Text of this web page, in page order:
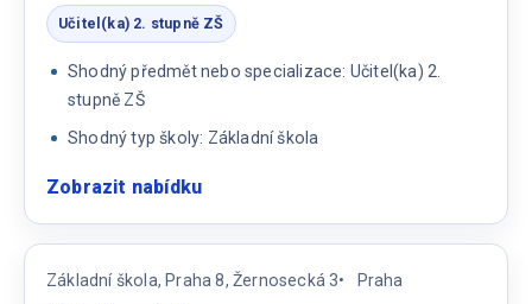
Učitel(ka) 2. stupně ZŠ
Shodný předmět nebo specializace: Učitel(ka) 2.
stupně ZŠ
Shodný typ školy: Základní škola
Zobrazit nabídku:
2.
stupně
Základní škola, Praha 8, Žernosecká 3 Praha